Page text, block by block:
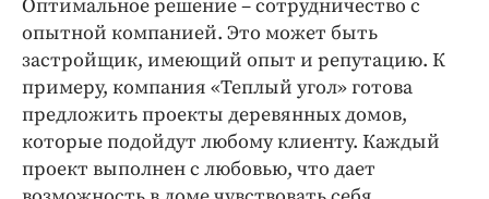
Издания
Медиаперсона
Интересное чтиво
Клиника года
Бренд года
Работодатель года
Оптимальное решение – сотрудничество с
опытной компанией. Это может быть
застройщик, имеющий опыт и репутацию. К
примеру, компания «Теплый угол» готова
предложить проекты деревянных домов,
которые подойдут любому клиенту. Каждый
проект выполнен с любовью, что дает